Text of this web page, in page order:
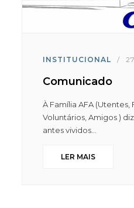
INSTITUCIONAL /
Comunicado
À Família AFA (Utentes,
Voluntários, Amigos )
antes vividos...
LER MAIS